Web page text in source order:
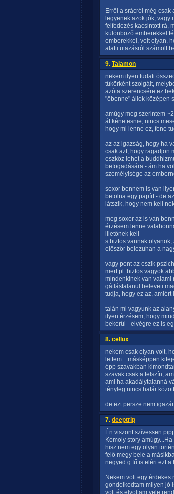
Erről a srácról még
legyenek azok jók, vagy
felfedezés kacsintott rá,
különböző emberekkel
emberekkel, volt olyan,
alatti utazásról számolt
9. Talamon
nekem ilyen tudati
tükörként szolgált,
azóta szerencsére ez
"őbenne" állok középen
amúgy meg szerintem
át kéne esnie, nincs
hogy mi lenne ez, fene
az az igazság, hogy ha
csak azt, hogy ragadjon
eszköz lehet a
befogadására - ám ha
személyisége az
soxor bennem is van
betolna egy papírt - de
látszik, hogy nem kell
meg soxor az is van
érzésem lenne
illetőnek kell -
s biztos vannak
először belezuhan a
vagy pont az eszik
mert pl. biztos vagyok
mindenkinek van valami
gátlástalanul beleveti
tudja, hogy ez az, amiért
talán mi vagyunk az
ilyen érzésem, hogy
bekerül - elvégre ez is
8. cellux
nekem csak olyan volt,
lettem... másképpen
épp szavakban
szavak csak a felszín,
ami ha akadálytalanná
tényleg nincs határ
de ezt persze nem
7. deeptrip
Én viszont szívessen
Komoly story
hisz nem egy olyan
felő megy bele a
negyed g fű is eléri ezt a
Nekem volt egy érdekes
gondolkodtam milyen jó
volt és elvoltam vele